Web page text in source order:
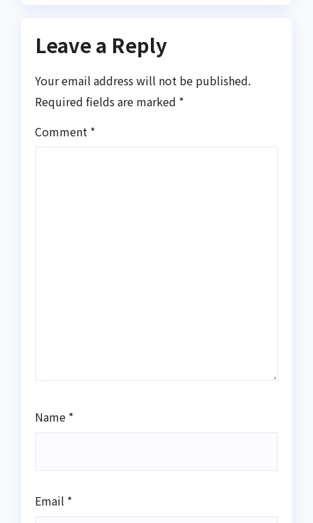
Leave a Reply
Your email address will not be published.
Required fields are marked *
Comment *
Name *
Email *